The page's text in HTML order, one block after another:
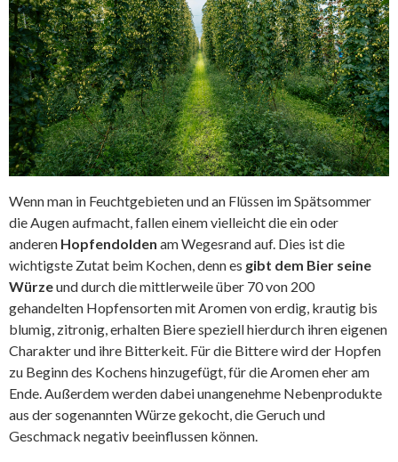
Wenn man in Feuchtgebieten und an Flüssen im Spätsommer
die Augen aufmacht, fallen einem vielleicht die ein oder
anderen Hopfendolden am Wegesrand auf. Dies ist die
wichtigste Zutat beim Kochen, denn es gibt dem Bier seine
Würzeund durch die mittlerweile über 70 von 200
gehandelten Hopfensorten mit Aromen von erdig, krautig bis
blumig, zitronig, erhalten Biere speziell hierdurch ihren eigenen
Charakter und ihre Bitterkeit. Für die Bittere wird der Hopfen
zu Beginn des Kochens hinzugefügt, für die Aromen eher am
Ende. Außerdem werden dabei unangenehme Nebenprodukte
aus der sogenannten Würze gekocht, die Geruch und
Geschmack negativ beeinflussen können.